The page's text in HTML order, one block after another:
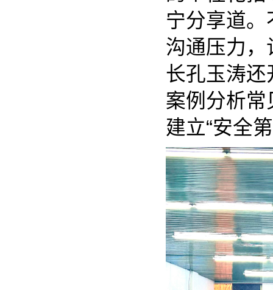
宁分享道
沟通压力
长孔玉涛还
案例分析
建立“安全